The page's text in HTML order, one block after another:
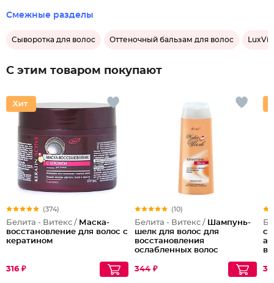
Смежные разделы
Сыворотка для волос Оттеночный бальзам для волос
С этим товаром покупают
(374)
Белита - Витекс / Маска-
восстановление для волос с
кератином
316 ₽
(10)
Белита - Витекс / Шампунь-
шелк для волос для
восстановления
ослабленных волос
344 ₽